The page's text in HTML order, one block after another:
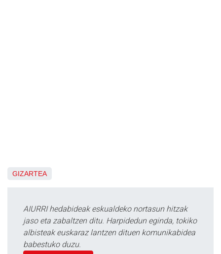
GIZARTEA
AIURRI hedabideak eskualdeko nortasun hitzak
jaso eta zabaltzen ditu. Harpidedun eginda, tokiko
albisteak euskaraz lantzen dituen komunikabidea
babestuko duzu.